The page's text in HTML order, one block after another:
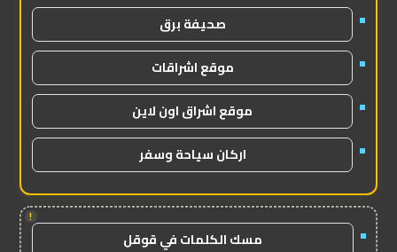
صحيفة برق
موقع اشراقات
موقع اشراق اون لاين
اركان سياحة وسفر
!
مسك الكلمات في قوقل